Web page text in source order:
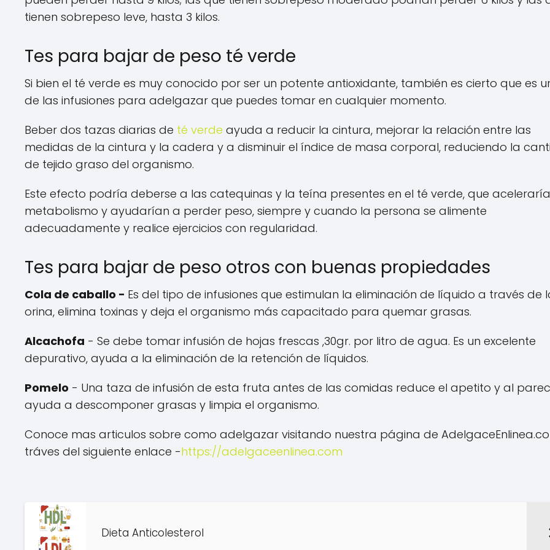
tienen sobrepeso leve, hasta 3 kilos.
Tes para bajar de peso té verde
Si bien el té verde es muy conocido por ser un potente antioxidante, también es cierto que es
de las infusiones para adelgazar que puedes tomar en cualquier momento.
Beber dos tazas diarias de té verde ayuda a reducir la cintura, mejorar la relación entre las
medidas de la cintura y la cadera y a disminuir el índice de masa corporal, reduciendo la
de tejido graso del organismo.
Este efecto podría deberse a las catequinas y la teína presentes en el té verde, que
metabolismo y ayudarían a perder peso, siempre y cuando la persona se alimente
adecuadamente y realice ejercicios con regularidad.
Tes para bajar de peso otros con buenas propiedades
Cola de caballo - Es del tipo de infusiones que estimulan la eliminación de líquido a través de
orina, elimina toxinas y deja el organismo más capacitado para quemar grasas.
Alcachofa - Se debe tomar infusión de hojas frescas ,30gr. por litro de agua. Es un excelente
depurativo, ayuda a la eliminación de la retención de líquidos.
Pomelo - Una taza de infusión de esta fruta antes de las comidas reduce el apetito y al
ayuda a descomponer grasas y limpia el organismo.
Conoce mas articulos sobre como adelgazar visitando nuestra página de
tráves del siguiente enlace -https://adelgaceenlinea.com
Dieta Anticolesterol